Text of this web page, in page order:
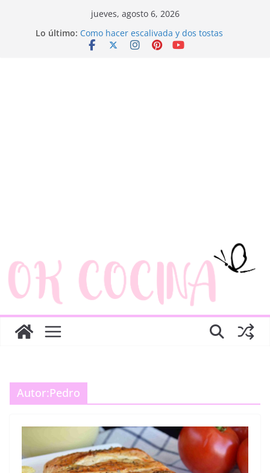
jueves, agosto 6, 2026
Lo último: Como hacer escalivada y dos tostas
Trenza de hojaldre con jamón y queso
Autor:Pedro